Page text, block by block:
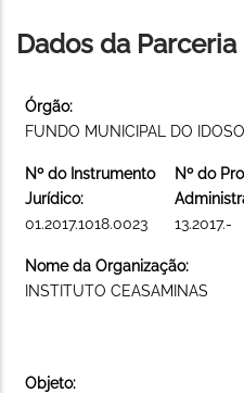
Dados da Parceria
Órgão:
FUNDO MUNICIPAL DO IDOSO
Nº do Instrumento
Jurídico:
01.2017.1018.0023
Nº do
13.2017.-
Nome da Organização:
INSTITUTO CEASAMINAS
Objeto: